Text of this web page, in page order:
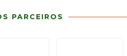
PARCEIROS